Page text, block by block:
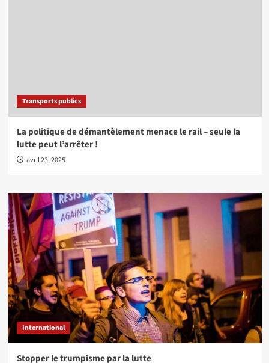
Transports publics
La politique de démantèlement menace le rail – seule la
lutte peut l’arrêter !
avril 23, 2025
International
Stopper le trumpisme par la lutte